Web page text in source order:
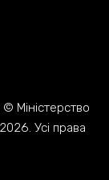
Міністерство
Усі права